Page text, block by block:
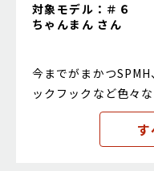
対象モデル：＃６
ちゃんまん さん
今までがまかつ
ックフックなど色々
さり、耐久性、錆び
秀な商品だと思いま